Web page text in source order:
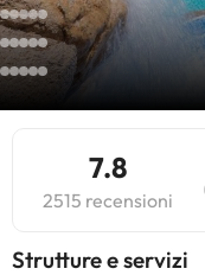
7.8
2515 recensioni
​Strutture e servizi